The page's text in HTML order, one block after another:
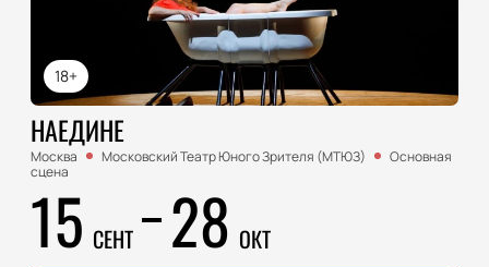
18+
НАЕДИНЕ
Москва Московский Театр Юного Зрителя (МТЮЗ)
Основная
сцена
15 СЕНТ 28 ОКТ